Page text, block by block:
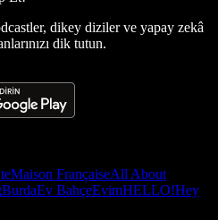
dikey diziler ve yapay zekâ
dik tutun.
Maison FrançaiseAll About
BurdaEv BahçeEvimHELLO!Hey